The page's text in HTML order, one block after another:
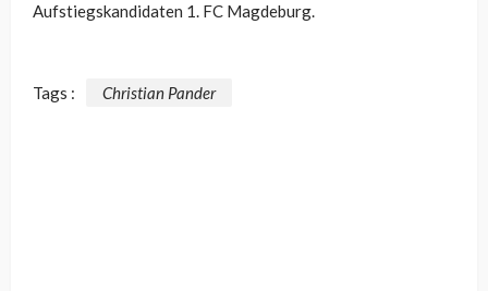
Aufstiegskandidaten 1. FC Magdeburg.
Tags : Christian Pander